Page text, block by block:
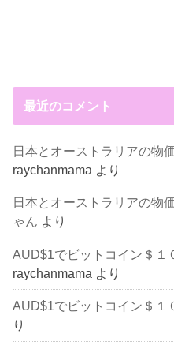
最近のコメント
日本とオーストラリアの物
raychanmama より
日本とオーストラリアの物
ゃん より
AUD$1でビットコイン＄１
raychanmama より
AUD$1でビットコイン＄１
り